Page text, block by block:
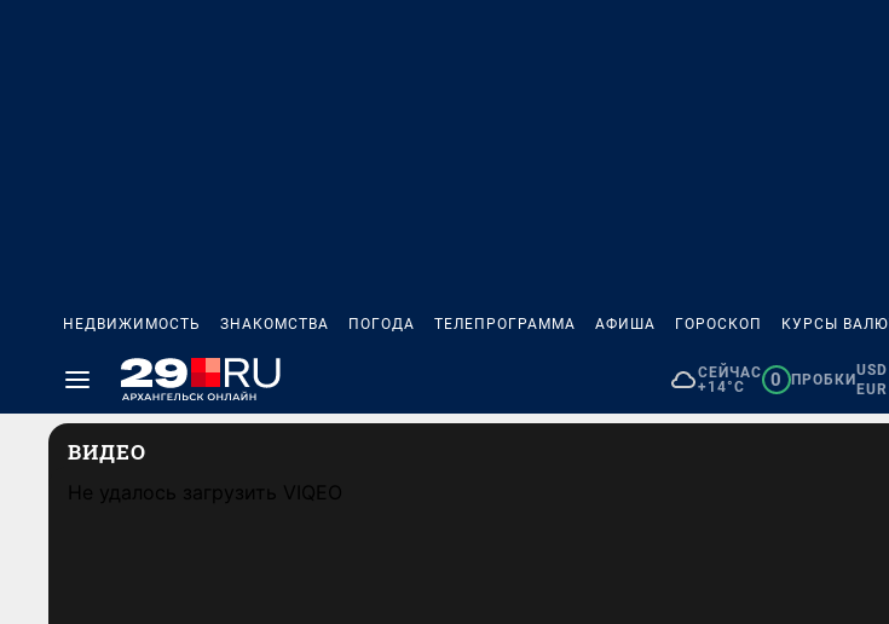
НЕДВИЖИМОСТЬ ЗНАКОМСТВА ПОГОДА ТЕЛЕПРОГРАММА АФИША ГОРОСКОП КУРСЫ
СЕЙЧАС
+14°C
0 ПРОБКИ
ВИДЕО
Не удалось загрузить VIQEO